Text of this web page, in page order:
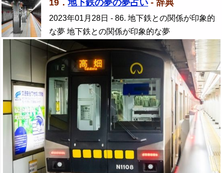
19．地下鉄の夢の夢占い - 辞典
2023年01月28日 - 86. 地下鉄との関係が印象的
な夢 地下鉄との関係が印象的な夢